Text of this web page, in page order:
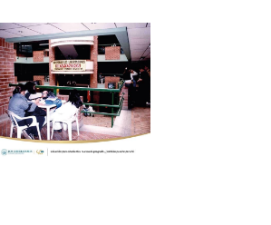
Inducción para
estudiantes nuevos de
pregrado, ¿también
pasaste por ahí?